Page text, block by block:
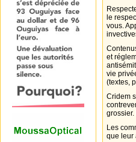
le
vous.
et
vie
(textes,
Cridem
Les
que leur